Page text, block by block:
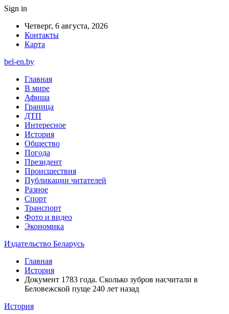
Sign in
Четверг, 6 августа, 2026
Контакты
Карта
bel-en.by
Главная
В мире
Афиша
Граница
ДТП
Интересное
История
Общество
Погода
Президент
Происшествия
Публикации читателей
Разное
Спорт
Транспорт
Фото и видео
Экономика
Издательство Беларусь
Главная
История
Документ 1783 года. Сколько зубров насчитали в
Беловежской пуще 240 лет назад
История